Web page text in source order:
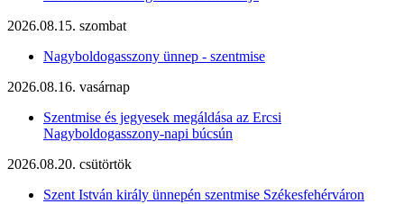
2026.08.15. szombat
Nagyboldogasszony ünnep - szentmise
2026.08.16. vasárnap
Szentmise és jegyesek megáldása az Ercsi
Nagyboldogasszony-napi búcsún
2026.08.20. csütörtök
Szent István király ünnepén szentmise Székesfehérváron